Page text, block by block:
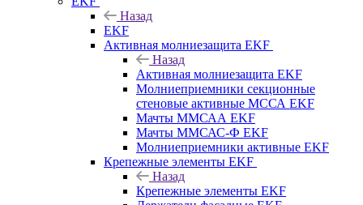
Назад
EKF
Активная молниезащита EKF
Назад
Активная молниезащита EKF
Молниеприемники секционные
стеновые активные МССА EKF
Мачты ММСАА EKF
Мачты ММСАС-Ф EKF
Молниеприемники активные EKF
Крепежные элементы EKF
Назад
Крепежные элементы EKF